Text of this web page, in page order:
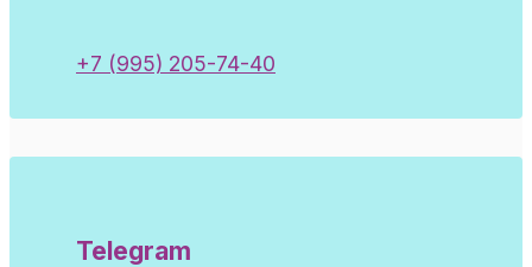
+7 (995) 205-74-40
Telegram